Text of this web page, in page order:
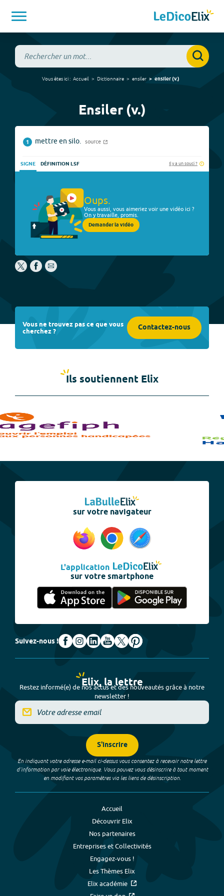
Vous êtes ici : Accueil Dictionnaire ensiler ensiler(v.)
Ensiler (v.)
1 mettre en silo. source
SIGNE DÉFINITION LSF Il y a un souci ?
Oups.
Vous aussi, vous aimeriez voir une vidéo ici ?
On y travaille, promis.
Demander la vidéo
Vous ne trouvez pas ce que vous
cherchez ? Contactez-nous
Ils soutiennent Elix
sur votre navigateur
L'application
sur votre smartphone
Suivez-nous !
Elix, la lettre
Restez informé(e) de nos actus et des nouveautés grâce à notre
newsletter !
S'inscrire
En indiquant votre adresse e-mail ci-dessus vous consentez à recevoir notre lettre
d’information par voie électronique. Vous pouvez vous désinscrire à tout moment
en modifiant vos paramètres via les liens de désinscription.
Accueil
Découvrir Elix
Nos partenaires
Entreprises et Collectivités
Engagez-vous !
Les Thèmes Elix
Elix académie